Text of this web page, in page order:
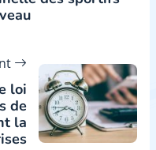
loi
de
la